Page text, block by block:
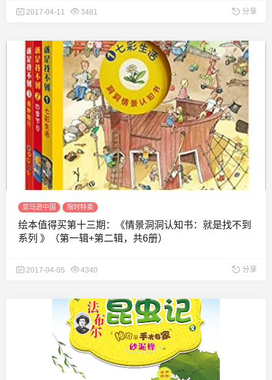
2017-04-11 3481 分享
亚马逊中国 限时特卖
绘本值得买第十三期：《情景洞洞认知书：就是找不到
系列 》（第一辑+第二辑，共6册）
2017-04-05 4340 分享